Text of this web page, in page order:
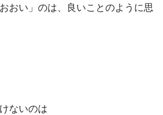
おい」のは、良いことのように思
ないのは